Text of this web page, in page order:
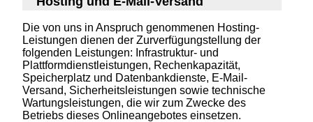
Die von uns in Anspruch genommenen Hosting-
Leistungen dienen der Zurverfügungstellung der
folgenden Leistungen: Infrastruktur- und
Plattformdienstleistungen, Rechenkapazität,
Speicherplatz und Datenbankdienste, E-Mail-
Versand, Sicherheitsleistungen sowie technische
Wartungsleistungen, die wir zum Zwecke des
Betriebs dieses Onlineangebotes einsetzen.